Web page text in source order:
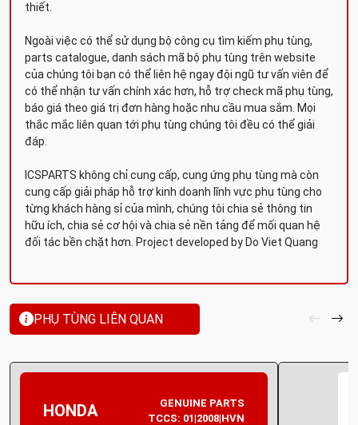
thiết.
Ngoài việc có thể sử dụng bộ công cụ tìm kiếm phụ tùng,
parts catalogue, danh sách mã bộ phụ tùng trên website
của chúng tôi bạn có thể liên hệ ngay đội ngũ tư vấn viên để
có thể nhận tư vấn chính xác hơn, hỗ trợ check mã phụ tùng,
báo giá theo giá trị đơn hàng hoặc nhu cầu mua sắm. Mọi
thắc mắc liên quan tới phụ tùng chúng tôi đều có thể giải
đáp.
ICSPARTS không chỉ cung cấp, cung ứng phụ tùng mà còn
cung cấp giải pháp hỗ trợ kinh doanh lĩnh vực phụ tùng cho
từng khách hàng sỉ của mình, chúng tôi chia sẻ thông tin
hữu ích, chia sẻ cơ hội và chia sẻ nền tảng để mối quan hệ
đối tác bền chặt hơn. Project developed by Do Viet Quang
PHỤ TÙNG LIÊN QUAN
HONDA
GENUINE PARTS
TCCS: 01|2008|HVN